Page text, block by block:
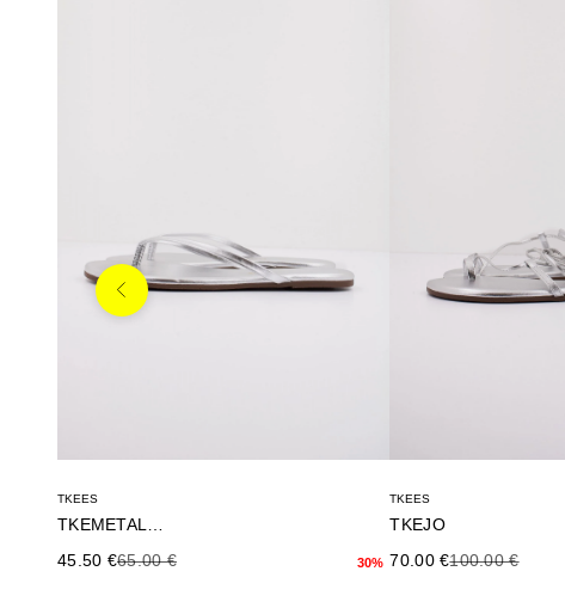
TKEES
Precio de oferta
45.50 €Precio anterior
65.00 € 30%
TKEES
TKEJO
Precio de oferta
70.00 €Precio anterior
100.00 €
Anterior